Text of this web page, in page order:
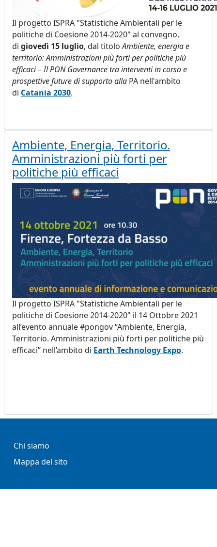
Il progetto ISPRA "Statistiche Ambientali per le
politiche di Coesione 2014-2020" al convegno,
di giovedì 15 luglio, dal titoloAmbiente, energia e
territorio: Amministrazioni più forti per politiche più
efficaci – Il PON Governance tra interventi in corso e
prospettive future di supporto alla PA nell'ambito
di Catania 2030.
Ambiente, Energia, Territorio.
Amministrazioni più forti per
politiche più efficaci
Il progetto ISPRA "Statistiche Ambientali per le
politiche di Coesione 2014-2020" il 14 Ottobre 2021
all’evento annuale #pongov “Ambiente, Energia,
Territorio. Amministrazioni più forti per politiche più
efficaci” nell’ambito di Earth Technology Expo.
Footer
Chi siamo
Mappa del sito